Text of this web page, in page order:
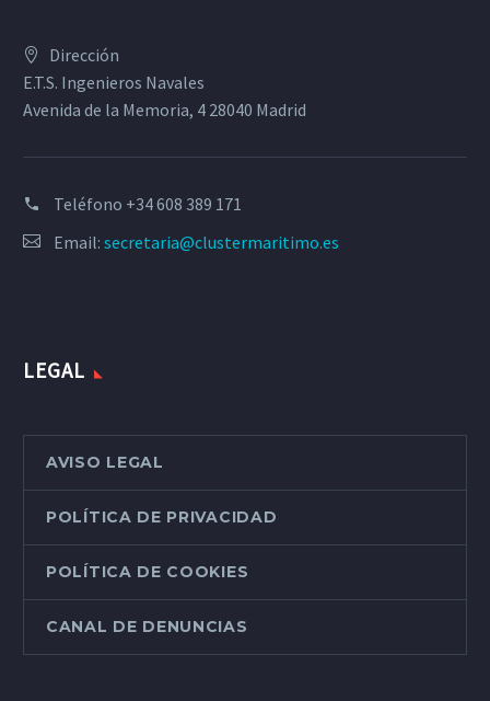
Dirección
E.T.S. Ingenieros Navales
Avenida de la Memoria, 4 28040 Madrid
Teléfono +34 608 389 171
Email: secretaria@clustermaritimo.es
LEGAL
AVISO LEGAL
POLÍTICA DE PRIVACIDAD
POLÍTICA DE COOKIES
CANAL DE DENUNCIAS